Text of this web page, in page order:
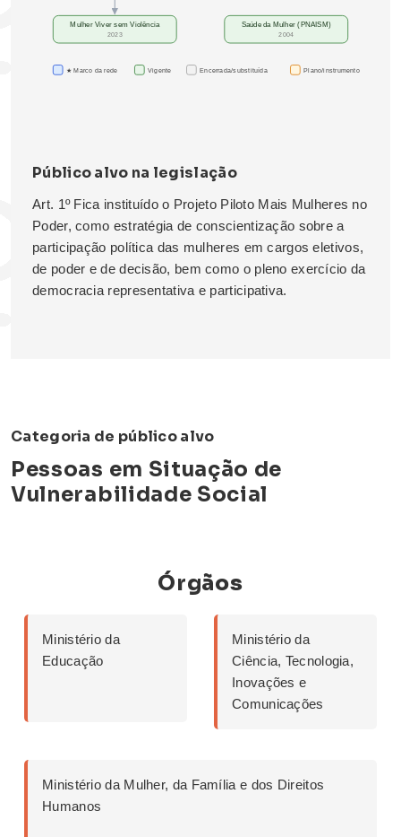
Mulher Viver sem Violência
2023
Saúde da Mulher (PNAISM)
2004
★ Marco da rede Vigente Encerrada/substituída Plano/instrumento
Público alvo na legislação
Art. 1º Fica instituído o Projeto Piloto Mais Mulheres no
Poder, como estratégia de conscientização sobre a
participação política das mulheres em cargos eletivos,
de poder e de decisão, bem como o pleno exercício da
democracia representativa e participativa.
Categoria de público alvo
Pessoas em Situação de
Vulnerabilidade Social
Órgãos
Ministério da
Educação
Ministério da
Ciência, Tecnologia,
Inovações e
Comunicações
Ministério da Mulher, da Família e dos Direitos
Humanos